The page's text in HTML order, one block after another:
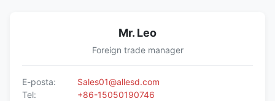
Mr. Leo
Foreign trade manager
E-posta:
Sales01@allesd.com
Tel:
+86-15050190746